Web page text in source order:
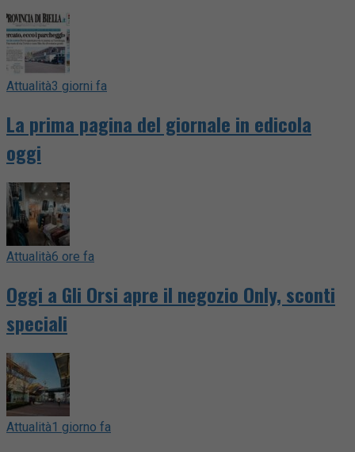
Attualità3 giorni fa
La prima pagina del giornale in edicola
oggi
Attualità6 ore fa
Oggi a Gli Orsi apre il negozio Only, sconti
speciali
Attualità1 giorno fa